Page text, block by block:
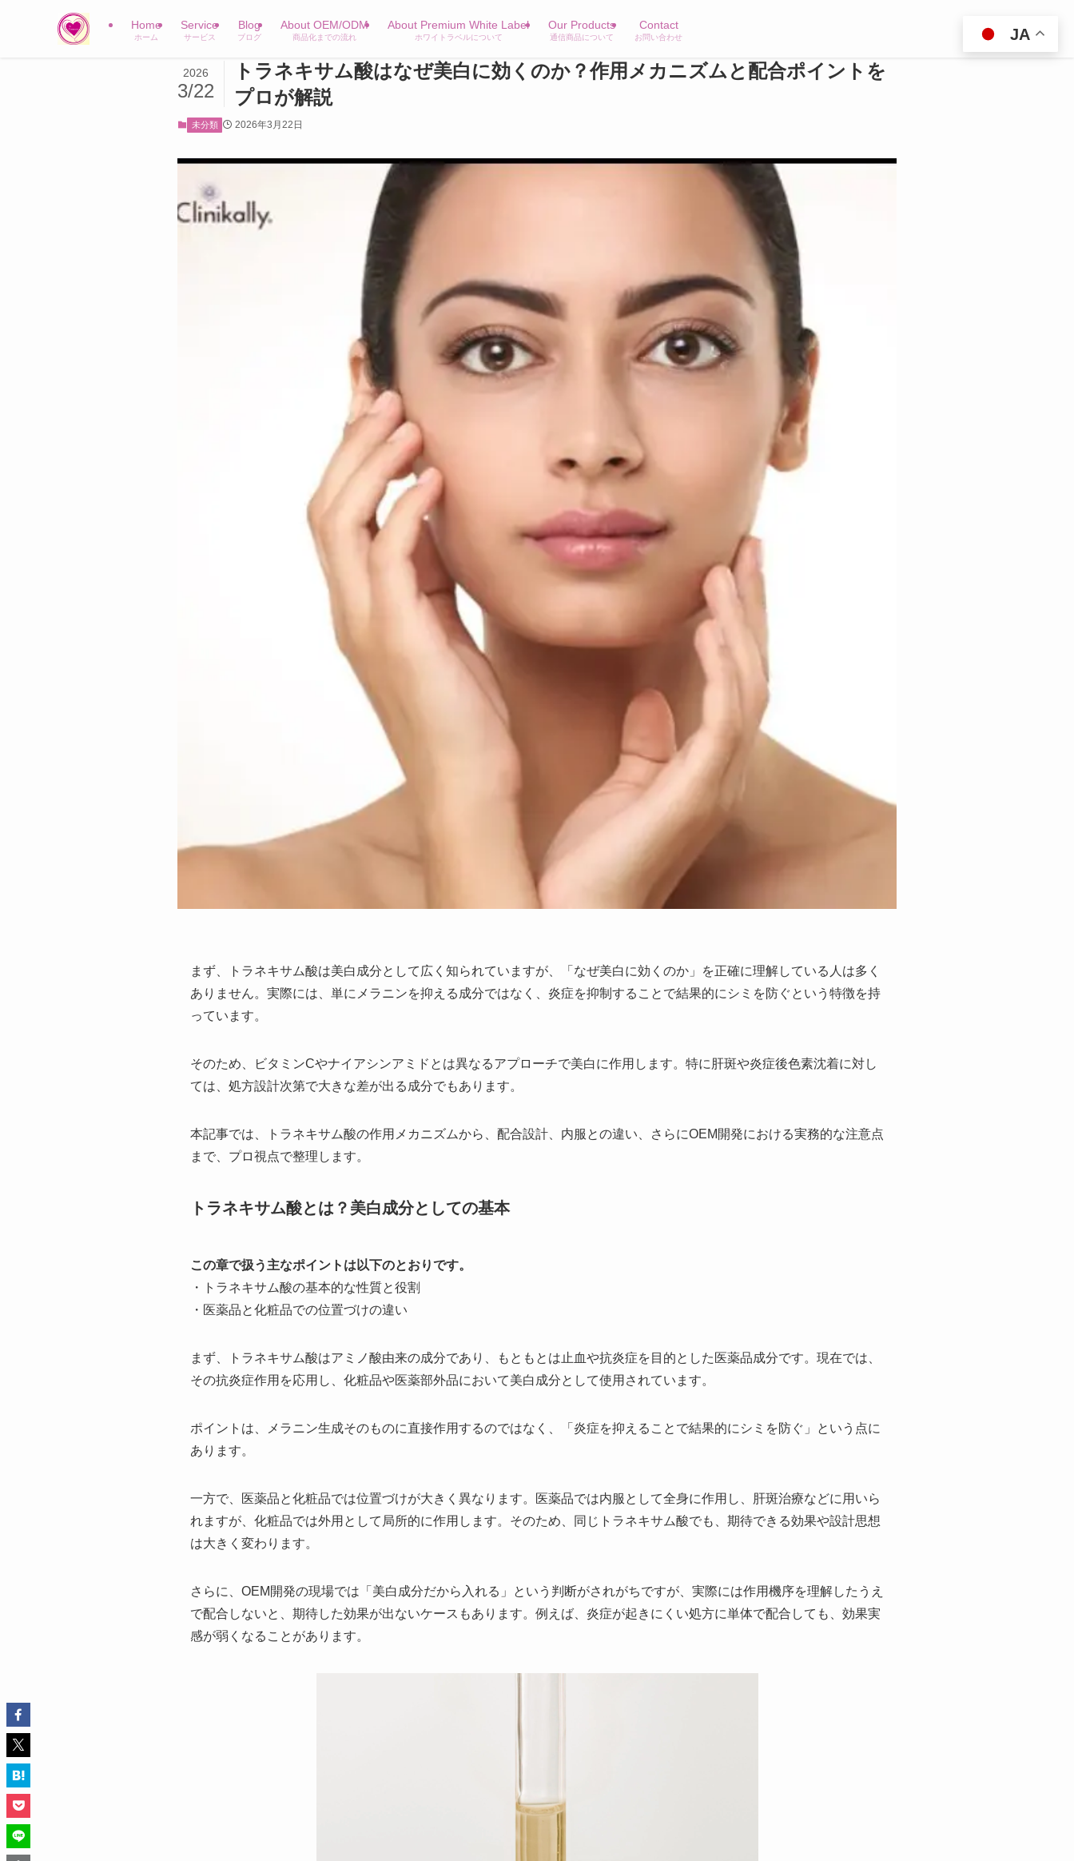
Home
ホーム
Service
サービス
Blog
ブログ
About OEM/ODM
商品化までの流れ
About Premium White Label
ホワイトラベルについて
Our Products
通信商品について
Contact
お問い合わせ
トラネキサム酸はなぜ美白に効くのか？作用メカニズムと配合ポイントを
プロが解説
2026
3/22
未分類 2026年3月22日
まず、トラネキサム酸は美白成分として広く知られていますが、「なぜ美白に効くのか」を正確に理解している人は多く
ありません。実際には、単にメラニンを抑える成分ではなく、炎症を抑制することで結果的にシミを防ぐという特徴を持
っています。
そのため、ビタミンCやナイアシンアミドとは異なるアプローチで美白に作用します。特に肝斑や炎症後色素沈着に対し
ては、処方設計次第で大きな差が出る成分でもあります。
本記事では、トラネキサム酸の作用メカニズムから、配合設計、内服との違い、さらにOEM開発における実務的な注意点
まで、プロ視点で整理します。
トラネキサム酸とは？美白成分としての基本
この章で扱う主なポイントは以下のとおりです。
・トラネキサム酸の基本的な性質と役割
・医薬品と化粧品での位置づけの違い
まず、トラネキサム酸はアミノ酸由来の成分であり、もともとは止血や抗炎症を目的とした医薬品成分です。現在では、
その抗炎症作用を応用し、化粧品や医薬部外品において美白成分として使用されています。
ポイントは、メラニン生成そのものに直接作用するのではなく、「炎症を抑えることで結果的にシミを防ぐ」という点に
あります。
一方で、医薬品と化粧品では位置づけが大きく異なります。医薬品では内服として全身に作用し、肝斑治療などに用いら
れますが、化粧品では外用として局所的に作用します。そのため、同じトラネキサム酸でも、期待できる効果や設計思想
は大きく変わります。
さらに、OEM開発の現場では「美白成分だから入れる」という判断がされがちですが、実際には作用機序を理解したうえ
で配合しないと、期待した効果が出ないケースもあります。例えば、炎症が起きにくい処方に単体で配合しても、効果実
感が弱くなることがあります。
JA